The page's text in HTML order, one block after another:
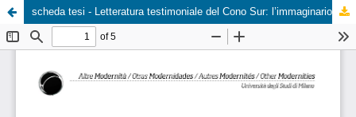
scheda tesi - Letteratura testimoniale del Cono Sur: l’immaginario sociale come nuova prospettiva d’analisi